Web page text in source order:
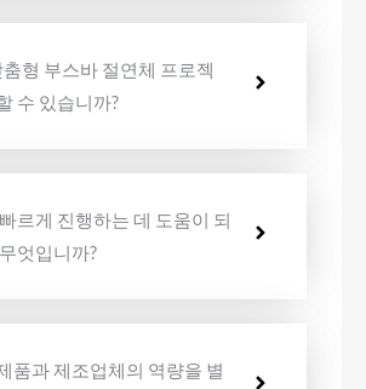
형 부스바 절연체 프로젝
수 있습니까?
르게 진행하는 데 도움이 되
엇입니까?
품과 제조업체의 역량을 별